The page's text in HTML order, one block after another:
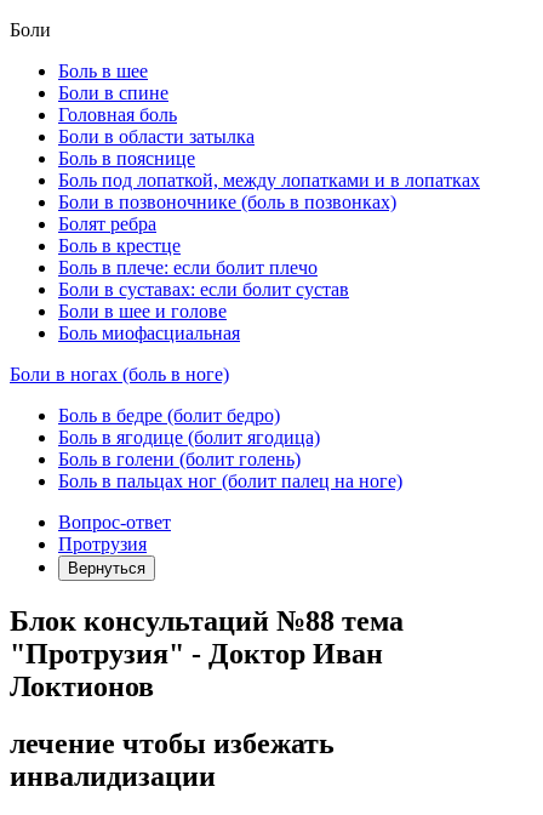
Боли
Боль в шее
Боли в спине
Головная боль
Боли в области затылка
Боль в пояснице
Боль под лопаткой, между лопатками и в лопатках
Боли в позвоночнике (боль в позвонках)
Болят ребра
Боль в крестце
Боль в плече: если болит плечо
Боли в суставах: если болит сустав
Боли в шее и голове
Боль миофасциальная
Боли в ногах (боль в ноге)
Боль в бедре (болит бедро)
Боль в ягодице (болит ягодица)
Боль в голени (болит голень)
Боль в пальцах ног (болит палец на ноге)
Вопрос-ответ
Протрузия
Вернуться
Блок консультаций №88 тема
"Протрузия" - Доктор Иван
Локтионов
лечение чтобы избежать
инвалидизации